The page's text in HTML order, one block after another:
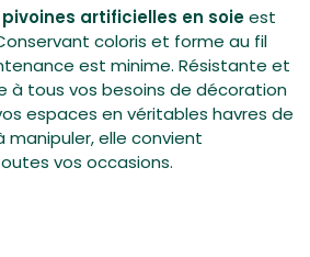
artificielles en soieest
coloris et forme au fil
est minime. Résistante et
à tous vos besoins de décoration
espaces en véritables havres de
manipuler, elle convient
vos occasions.